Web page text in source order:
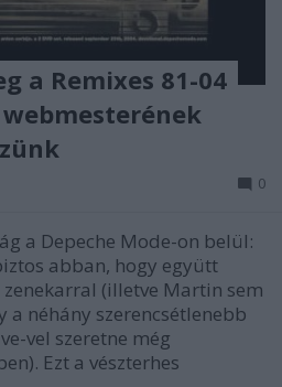
a Remixes 81-04
0
a Depeche Mode-on belül:
abban, hogy együtt
(illetve Martin sem
néhány szerencsétlenebb
vel szeretne még
Ezt a vészterhes